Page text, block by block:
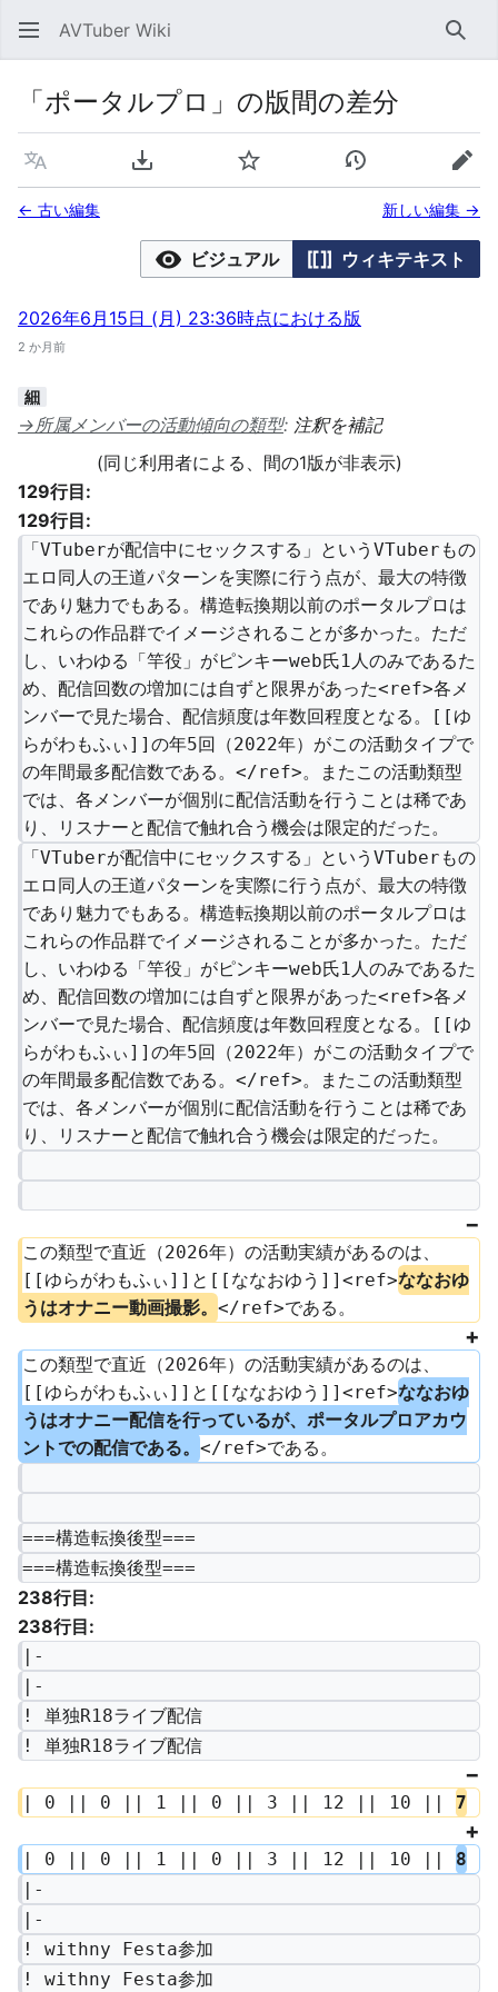
AVTuber Wiki 検索
「ポータルプロ」の版間の差分
言語 PDFをダウンロード
ウォッチ 履歴を表示 編集
← 古い編集 新しい編集 →
ビジュアル ウィキテキスト
2026年6月15日 (月) 23:36時点における版
2 か月前
細
→所属メンバーの活動傾向の類型: 注釈を補記
(同じ利用者による、間の1版が非表示)
129行目:
129行目:
「VTuberが配信中にセックスする」というVTuberもの
エロ同人の王道パターンを実際に行う点が、最大の特徴
であり魅力でもある。構造転換期以前のポータルプロは
これらの作品群でイメージされることが多かった。ただ
し、いわゆる「竿役」がピンキーweb氏1人のみであるた
め、配信回数の増加には自ずと限界があった<ref>各メ
ンバーで見た場合、配信頻度は年数回程度となる。[[ゆ
らがわもふぃ]]の年5回（2022年）がこの活動タイプで
の年間最多配信数である。</ref>。またこの活動類型
では、各メンバーが個別に配信活動を行うことは稀であ
り、リスナーと配信で触れ合う機会は限定的だった。
「VTuberが配信中にセックスする」というVTuberもの
エロ同人の王道パターンを実際に行う点が、最大の特徴
であり魅力でもある。構造転換期以前のポータルプロは
これらの作品群でイメージされることが多かった。ただ
し、いわゆる「竿役」がピンキーweb氏1人のみであるた
め、配信回数の増加には自ずと限界があった<ref>各メ
ンバーで見た場合、配信頻度は年数回程度となる。[[ゆ
らがわもふぃ]]の年5回（2022年）がこの活動タイプで
の年間最多配信数である。</ref>。またこの活動類型
では、各メンバーが個別に配信活動を行うことは稀であ
り、リスナーと配信で触れ合う機会は限定的だった。
この類型で直近（2026年）の活動実績があるのは、
[[ゆらがわもふぃ]]と[[ななおゆう]]<ref>ななおゆ
うはオナニー動画撮影。 </ref>である。
この類型で直近（2026年）の活動実績があるのは、
[[ゆらがわもふぃ]]と[[ななおゆう]]<ref>ななおゆ
うはオナニー配信を行っているが、ポータルプロアカウ
ントでの配信である。 </ref>である。
===構造転換後型===
===構造転換後型===
238行目:
238行目:
|-
|-
! 単独R18ライブ配信
! 単独R18ライブ配信
| 0 || 0 || 1 || 0 || 3 || 12 || 10 || 7
| 0 || 0 || 1 || 0 || 3 || 12 || 10 || 8
|-
|-
! withny Festa参加
! withny Festa参加